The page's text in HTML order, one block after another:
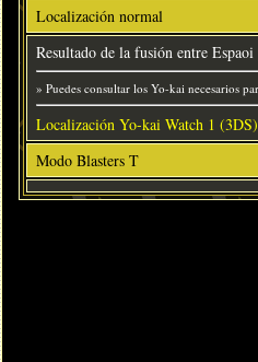
Localización normal
Resultado de la fusión entre
» Puedes consultar los Yo-kai necesarios
Localización Yo-kai Watch 1 (3DS)
Modo Blasters T